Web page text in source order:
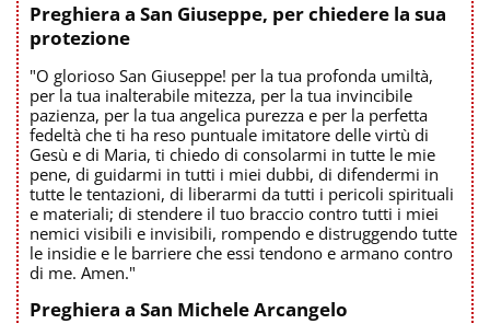
Preghiera a San Giuseppe, per chiedere la sua
protezione
"O glorioso San Giuseppe! per la tua profonda umiltà,
per la tua inalterabile mitezza, per la tua invincibile
pazienza, per la tua angelica purezza e per la perfetta
fedeltà che ti ha reso puntuale imitatore delle virtù di
Gesù e di Maria, ti chiedo di consolarmi in tutte le mie
pene, di guidarmi in tutti i miei dubbi, di difendermi in
tutte le tentazioni, di liberarmi da tutti i pericoli spirituali
e materiali; di stendere il tuo braccio contro tutti i miei
nemici visibili e invisibili, rompendo e distruggendo tutte
le insidie e le barriere che essi tendono e armano contro
di me. Amen."
Preghiera a San Michele Arcangelo